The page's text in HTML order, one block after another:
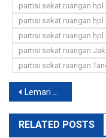
partisi sekat ruangan hpl
partisi sekat ruangan hpl
partisi sekat ruangan hpl
partisi sekat ruangan
partisi sekat ruangan
Post
navigation
Lemari Bawah Tangga Minimalis Terbaru
RELATED POSTS